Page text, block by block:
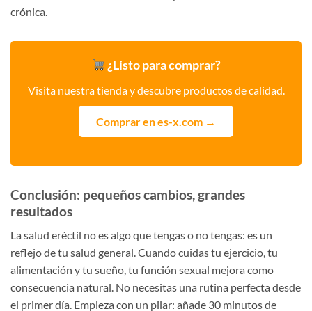
crónica.
¿Listo para comprar?
Visita nuestra tienda y descubre productos de calidad.
Comprar en es-x.com →
Conclusión: pequeños cambios, grandes
resultados
La salud eréctil no es algo que tengas o no tengas: es un
reflejo de tu salud general. Cuando cuidas tu ejercicio, tu
alimentación y tu sueño, tu función sexual mejora como
consecuencia natural. No necesitas una rutina perfecta desde
el primer día. Empieza con un pilar: añade 30 minutos de